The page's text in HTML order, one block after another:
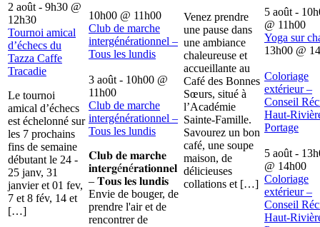
2 août - 9h30 @
12h30
Tournoi amical
d’échecs du
Tazza Caffe
Tracadie
Le tournoi
amical d’échecs
est échelonné sur
les 7 prochains
fins de semaine
débutant le 24 -
25 janv, 31
janvier et 01 fev,
7 et 8 fév, 14 et
[…]
10h00 @ 11h00
Club de marche
intergénérationnel –
Tous les lundis
3 août - 10h00 @
11h00
Club de marche
intergénérationnel –
Tous les lundis
𝐂𝐥𝐮𝐛 𝐝𝐞 𝐦𝐚𝐫𝐜𝐡𝐞
𝐢𝐧𝐭𝐞𝐫𝐠é𝐧é𝐫𝐚𝐭𝐢𝐨𝐧𝐧𝐞𝐥
– 𝐓𝐨𝐮𝐬 𝐥𝐞𝐬 𝐥𝐮𝐧𝐝𝐢𝐬
Envie de bouger, de
prendre l'air et de
rencontrer de
Venez prendre
une pause dans
une ambiance
chaleureuse et
accueillante au
Café des Bonnes
Sœurs, situé à
l’Académie
Sainte-Famille.
Savourez un bon
café, une soupe
maison, de
délicieuses
collations et […]
5 août -
@ 11h00
Yoga sur
13h00 @
Coloriage
extérieur –
Conseil
Haut-
Portage
5 août -
@ 14h00
Coloriage
extérieur –
Conseil
Haut-